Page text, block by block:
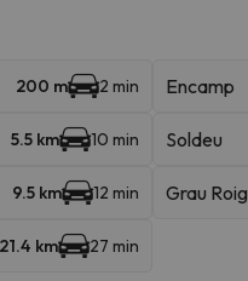
200 m 2 min Encamp
5.5 km 10 min Soldeu
9.5 km 12 min Grau Roig
21.4 km 27 min